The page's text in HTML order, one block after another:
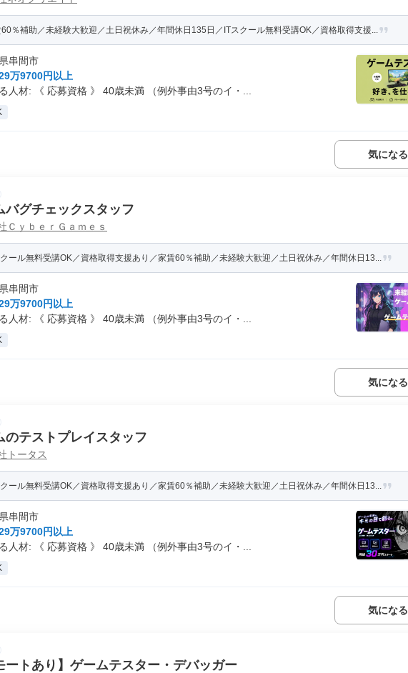
％補助／未経験大歓迎／土日祝休み／年間休日135日／ITスクール無料受講OK／資格取得支援...
串間市
万9700円以上
人材: 《 応募資格 》 40歳未満 （例外事由3号のイ・...
気になる
バグチェックスタッフ
ＣｙｂｅｒＧａｍｅｓ
クール無料受講OK／資格取得支援あり／家賃60％補助／未経験大歓迎／土日祝休み／年間休日13...
串間市
万9700円以上
人材: 《 応募資格 》 40歳未満 （例外事由3号のイ・...
気になる
のテストプレイスタッフ
トータス
クール無料受講OK／資格取得支援あり／家賃60％補助／未経験大歓迎／土日祝休み／年間休日13...
串間市
万9700円以上
人材: 《 応募資格 》 40歳未満 （例外事由3号のイ・...
気になる
ートあり】ゲームテスター・デバッガー